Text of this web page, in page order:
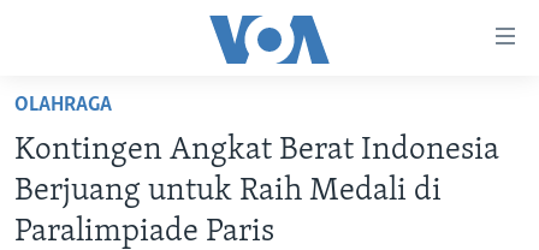
Akses
Lanjut
ke
Konten
Utama
VIDEO
OLAHRAGA
Kontingen Angkat Berat Indonesia
Berjuang untuk Raih Medali di
Paralimpiade Paris